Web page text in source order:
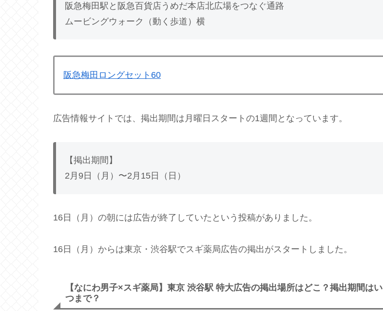
阪急梅田駅と阪急百貨店うめだ本店北広場をつなぐ通路
ムービングウォーク（動く歩道）横
阪急梅田ロングセット60
広告情報サイトでは、掲出期間は月曜日スタートの1週間となっています。
【掲出期間】
2月9日（月）〜2月15日（日）
16日（月）の朝には広告が終了していたという投稿がありました。
16日（月）からは東京・渋谷駅でスギ薬局広告の掲出がスタートしました。
【なにわ男子×スギ薬局】東京 渋谷駅 特大広告の掲出場所はどこ？掲出期間はい
つまで？